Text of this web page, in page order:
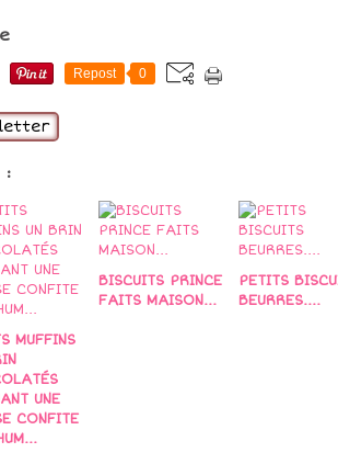
Repost 0
:
MUFFINS
UNE
CONFITE
BISCUITS PRINCE
FAITS MAISON...
PETITS
BEURRES....